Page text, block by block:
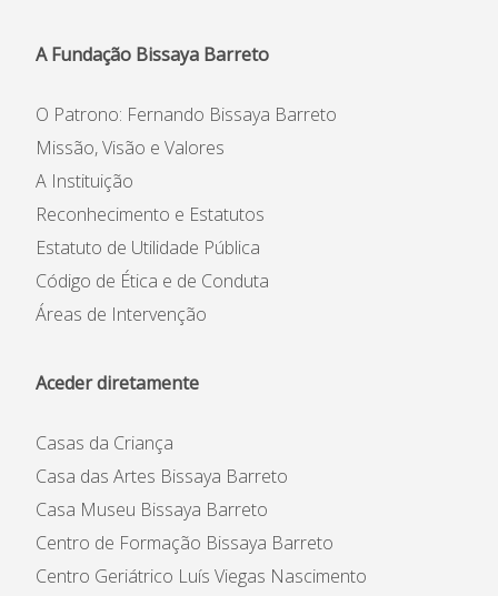
A Fundação Bissaya Barreto
O Patrono: Fernando Bissaya Barreto
Missão, Visão e Valores
A Instituição
Reconhecimento e Estatutos
Estatuto de Utilidade Pública
Código de Ética e de Conduta
Áreas de Intervenção
Aceder diretamente
Casas da Criança
Casa das Artes Bissaya Barreto
Casa Museu Bissaya Barreto
Centro de Formação Bissaya Barreto
Centro Geriátrico Luís Viegas Nascimento